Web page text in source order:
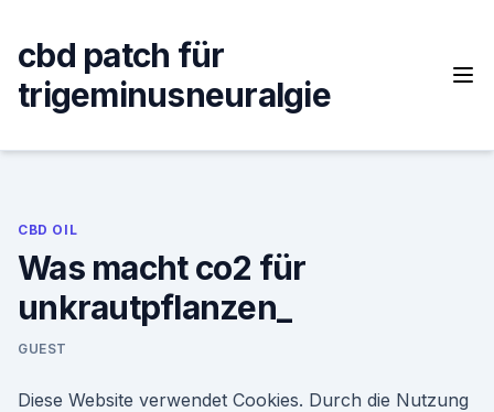
content
cbd patch für
trigeminusneuralgie
CBD OIL
Was macht co2 für
unkrautpflanzen_
GUEST
Diese Website verwendet Cookies. Durch die Nutzung